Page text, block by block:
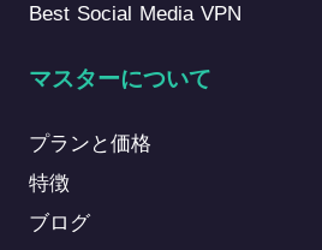
Best Social Media VPN
マスターについて
プランと価格
特徴
ブログ